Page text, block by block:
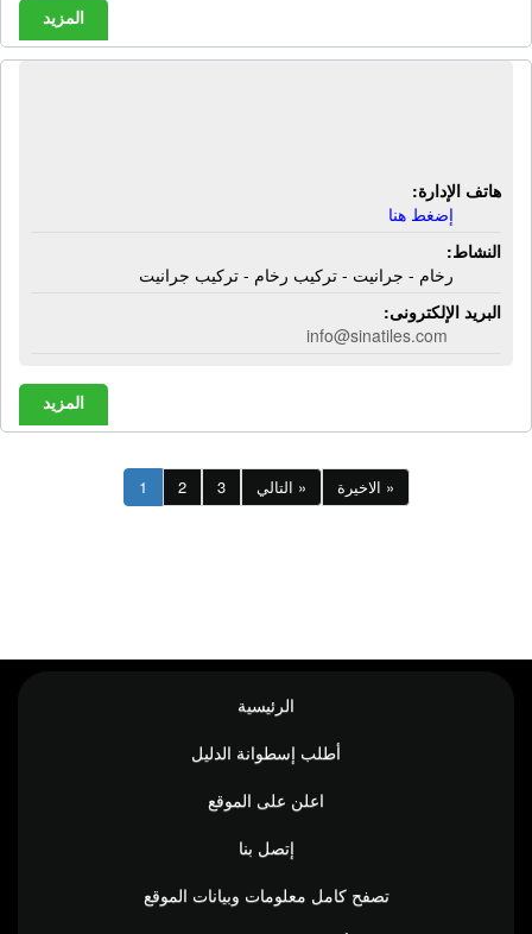
المزيد
هاتف الإدارة:
إضغط هنا
النشاط:
رخام - جرانيت - تركيب رخام - تركيب جرانيت
البريد الإلكترونى:
info@sinatiles.com
المزيد
1 2 3 التالي » الاخيرة »
الرئيسية
أطلب إسطوانة الدليل
اعلن على الموقع
إتصل بنا
تصفح كامل معلومات وبيانات الموقع